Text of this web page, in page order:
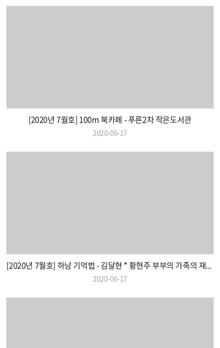
[2020년 7월호] 100m 북카페 - 푸른2차 작은도서관
2020-06-17
[2020년 7월호] 하남 기억법 - 김달현 * 황현주 부부의 가족의 재발견
2020-06-17